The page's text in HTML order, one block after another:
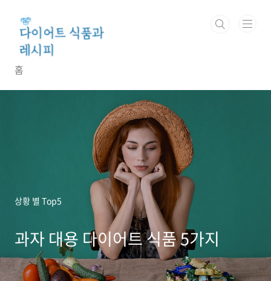
홈
상황 별 Top5
과자 대용 다이어트 식품 5가지